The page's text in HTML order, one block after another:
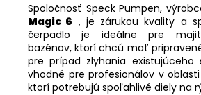
Spoločnosť Speck Pumpen,
Magic 6 , je zárukou kvality a
čerpadlo je ideálne pre
bazénov, ktorí chcú mať
pre prípad zlyhania existujúceho
vhodné pre profesionálov v
ktorí potrebujú spoľahlivé diely na